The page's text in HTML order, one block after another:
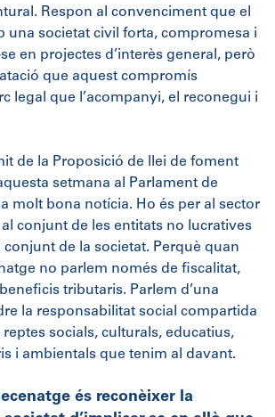
Respon al convenciment que el
una societat civil forta, compromesa i
en projectes d’interès general, però
que aquest compromís
legal que l’acompanyi, el reconegui i
de la Proposició de llei de foment
setmana al Parlament de
molt bona notícia. Ho és per al sector
conjunt de les entitats no lucratives
conjunt de la societat. Perquè quan
no parlem només de fiscalitat,
tributaris. Parlem d’una
la responsabilitat social compartida
socials, culturals, educatius,
i ambientals que tenim al davant.
és reconèixer la